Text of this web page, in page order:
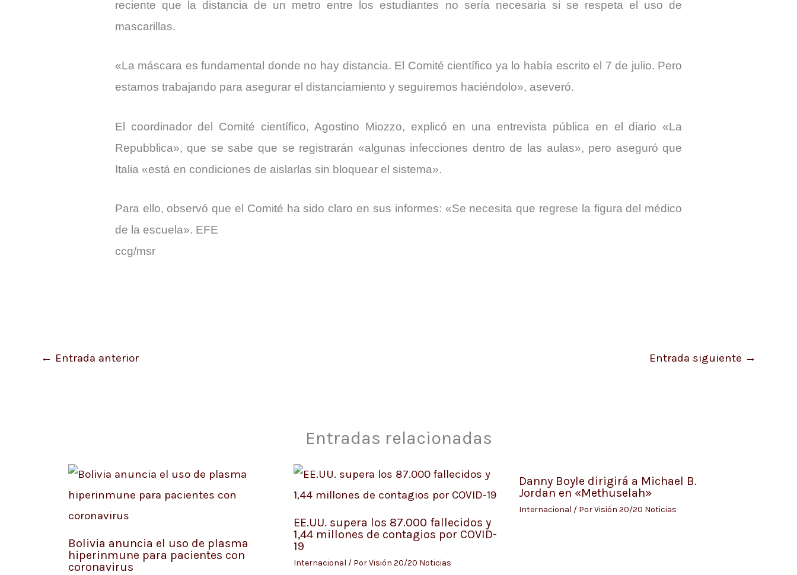
reciente que la distancia de un metro entre los estudiantes no sería necesaria si se respeta el uso de
mascarillas.
«La máscara es fundamental donde no hay distancia. El Comité científico ya lo había escrito el 7 de julio. Pero
estamos trabajando para asegurar el distanciamiento y seguiremos haciéndolo», aseveró.
El coordinador del Comité científico, Agostino Miozzo, explicó en una entrevista pública en el diario «La
Repubblica», que se sabe que se registrarán «algunas infecciones dentro de las aulas», pero aseguró que
Italia «está en condiciones de aislarlas sin bloquear el sistema».
Para ello, observó que el Comité ha sido claro en sus informes: «Se necesita que regrese la figura del médico
de la escuela». EFE
ccg/msr
← Entrada anterior Entrada siguiente →
Entradas relacionadas
Bolivia anuncia el uso de plasma
hiperinmune para pacientes con
coronavirus
EE.UU. supera los 87.000 fallecidos y
1,44 millones de contagios por COVID-
19
Internacional / PorVisión 20/20 Noticias
Danny Boyle dirigirá a Michael B.
Jordan en «Methuselah»
Internacional / PorVisión 20/20 Noticias